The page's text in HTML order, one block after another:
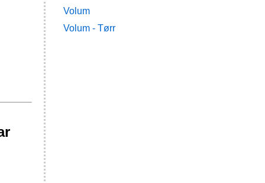
Volum
Volum - Tørr